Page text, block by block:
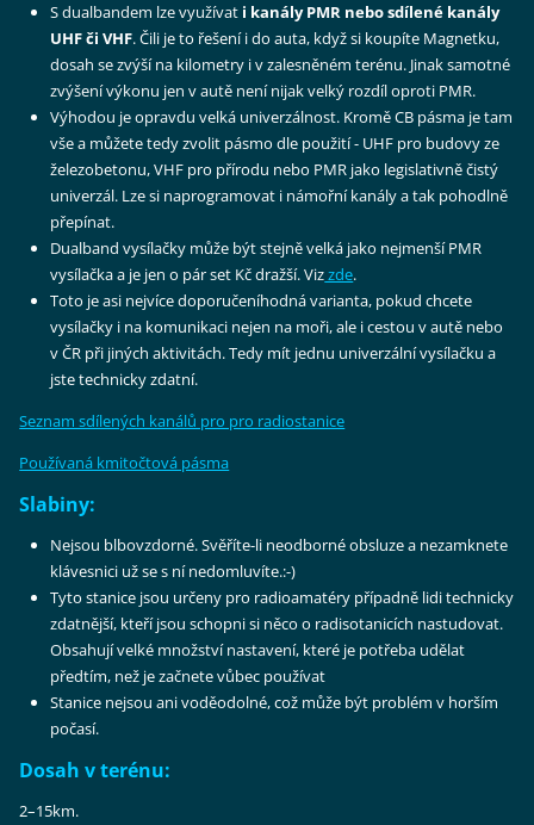
S dualbandem lze využívat i kanály PMR nebo sdílené kanály
UHF či VHF. Čili je to řešení i do auta, když si koupíte Magnetku,
dosah se zvýší na kilometry i v zalesněném terénu. Jinak samotné
zvýšení výkonu jen v autě není nijak velký rozdíl oproti PMR.
Výhodou je opravdu velká univerzálnost. Kromě CB pásma je tam
vše a můžete tedy zvolit pásmo dle použití - UHF pro budovy ze
železobetonu, VHF pro přírodu nebo PMR jako legislativně čistý
univerzál. Lze si naprogramovat i námořní kanály a tak pohodlně
přepínat.
Dualband vysílačky může být stejně velká jako nejmenší PMR
vysílačka a je jen o pár set Kč dražší. Vizzde.
Toto je asi nejvíce doporučeníhodná varianta, pokud chcete
vysílačky i na komunikaci nejen na moři, ale i cestou v autě nebo
v ČR při jiných aktivitách. Tedy mít jednu univerzální vysílačku a
jste technicky zdatní.
Seznam sdílených kanálů pro pro radiostanice
Používaná kmitočtová pásma
Slabiny:
Nejsou blbovzdorné. Svěříte-li neodborné obsluze a nezamknete
klávesnici už se s ní nedomluvíte.:-)
Tyto stanice jsou určeny pro radioamatéry případně lidi technicky
zdatnější, kteří jsou schopni si něco o radisotanicích nastudovat.
Obsahují velké množství nastavení, které je potřeba udělat
předtím, než je začnete vůbec používat
Stanice nejsou ani voděodolné, což může být problém v horším
počasí.
Dosah v terénu:
2–15km.